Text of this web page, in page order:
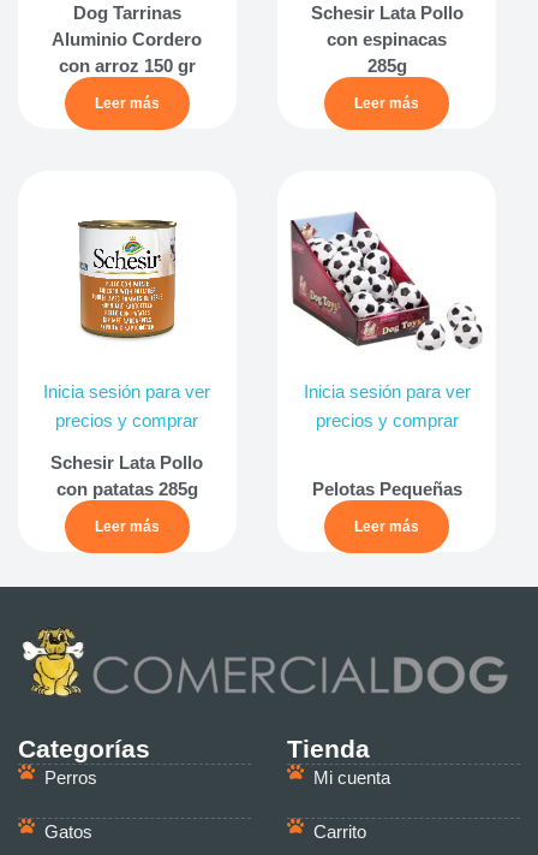
Dog Tarrinas
Aluminio Cordero
con arroz 150 gr
Leer más
Schesir Lata Pollo
con espinacas
285g
Leer más
Inicia sesión para ver
precios y comprar
Schesir Lata Pollo
con patatas 285g
Leer más
Inicia sesión para ver
precios y comprar
Pelotas Pequeñas
Leer más
Categorías
Perros
Gatos
Tienda
Mi cuenta
Carrito